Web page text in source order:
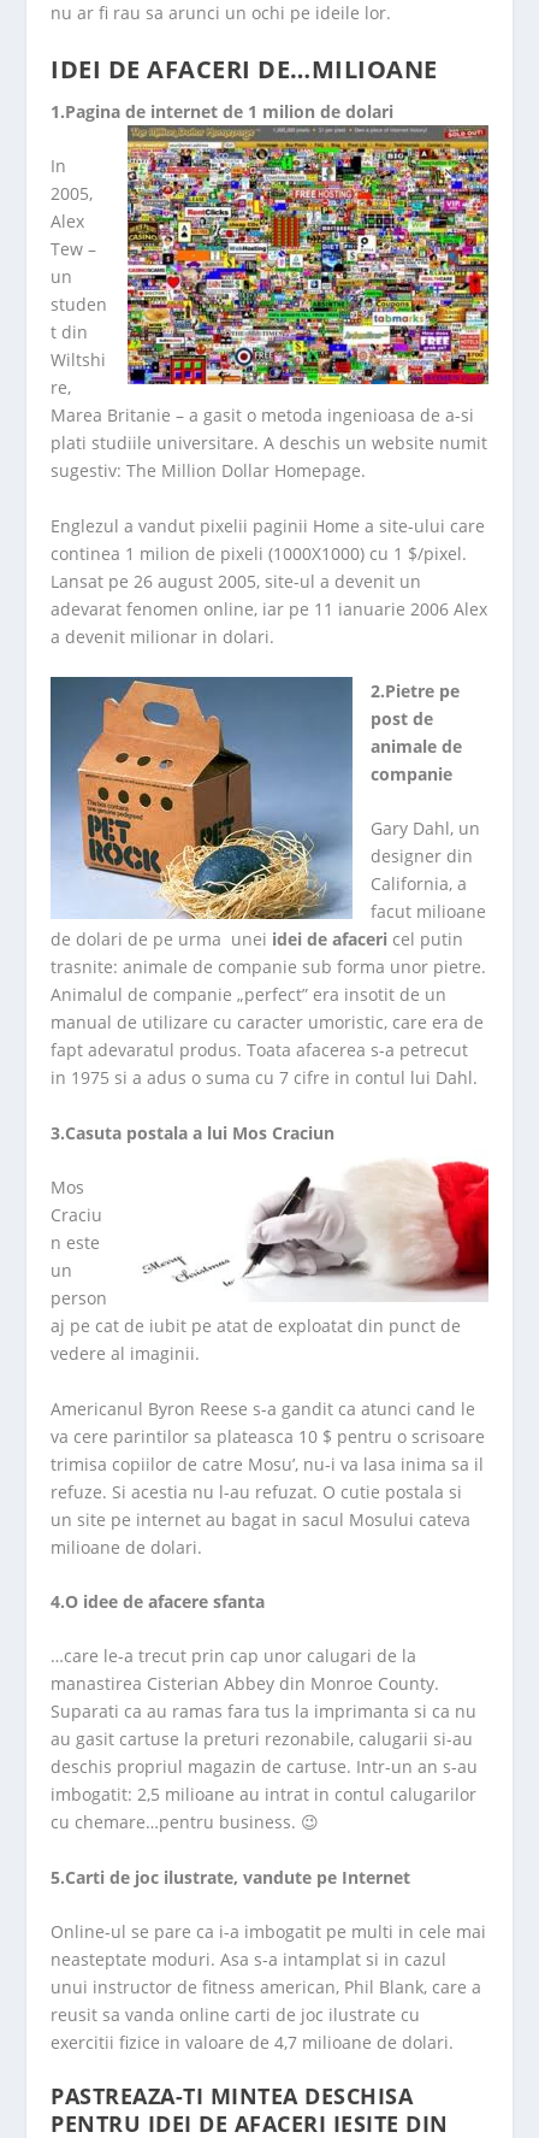
nu ar fi rau sa arunci un ochi pe ideile lor.
IDEI DE AFACERI DE…MILIOANE
1.Pagina de internet de 1 milion de dolari
In
2005,
Alex
Tew –
un
studen
t din
Wiltshi
re,
Marea Britanie – a gasit o metoda ingenioasa de a-si
plati studiile universitare. A deschis un website numit
sugestiv: The Million Dollar Homepage.
Englezul a vandut pixelii paginii Home a site-ului care
continea 1 milion de pixeli (1000X1000) cu 1 $/pixel.
Lansat pe 26 august 2005, site-ul a devenit un
adevarat fenomen online, iar pe 11 ianuarie 2006 Alex
a devenit milionar in dolari.
2.Pietre pe
post de
animale de
companie
Gary Dahl, un
designer din
California, a
facut milioane
de dolari de pe urma unei idei de afaceri cel putin
trasnite: animale de companie sub forma unor pietre.
Animalul de companie „perfect” era insotit de un
manual de utilizare cu caracter umoristic, care era de
fapt adevaratul produs. Toata afacerea s-a petrecut
in 1975 si a adus o suma cu 7 cifre in contul lui Dahl.
3.Casuta postala a lui Mos Craciun
Mos
Craciu
n este
un
person
aj pe cat de iubit pe atat de exploatat din punct de
vedere al imaginii.
Americanul Byron Reese s-a gandit ca atunci cand le
va cere parintilor sa plateasca 10 $ pentru o scrisoare
trimisa copiilor de catre Mosu’, nu-i va lasa inima sa il
refuze. Si acestia nu l-au refuzat. O cutie postala si
un site pe internet au bagat in sacul Mosului cateva
milioane de dolari.
4.O idee de afacere sfanta
…care le-a trecut prin cap unor calugari de la
manastirea Cisterian Abbey din Monroe County.
Suparati ca au ramas fara tus la imprimanta si ca nu
au gasit cartuse la preturi rezonabile, calugarii si-au
deschis propriul magazin de cartuse. Intr-un an s-au
imbogatit: 2,5 milioane au intrat in contul calugarilor
cu chemare…pentru business. 😉
5.Carti de joc ilustrate, vandute pe Internet
Online-ul se pare ca i-a imbogatit pe multi in cele mai
neasteptate moduri. Asa s-a intamplat si in cazul
unui instructor de fitness american, Phil Blank, care a
reusit sa vanda online carti de joc ilustrate cu
exercitii fizice in valoare de 4,7 milioane de dolari.
PASTREAZA-TI MINTEA DESCHISA
PENTRU IDEI DE AFACERI IESITE DIN